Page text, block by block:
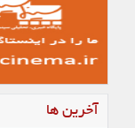
آخرین ها